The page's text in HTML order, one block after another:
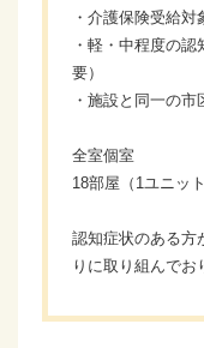
・介護保険受給
・軽・中程度の
要）
・施設と同一の
全室個室
18部屋（1ユニッ
認知症状のある方
りに取り組んでお